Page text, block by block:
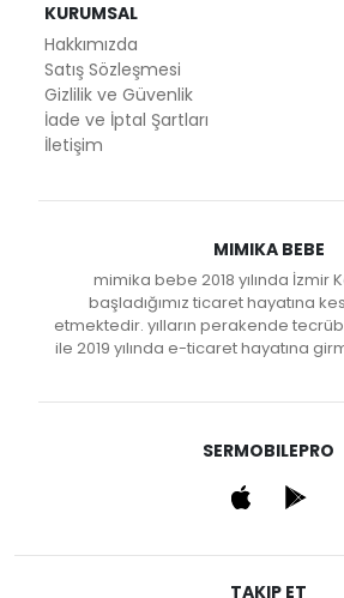
KURUMSAL
Hakkımızda
Satış Sözleşmesi
Gizlilik ve Güvenlik
İade ve İptal Şartları
İletişim
MIMIKA BEBE
mimika bebe 2018 yılında İzmir
başladığımız ticaret hayatına
etmektedir. yılların perakende
ile 2019 yılında e-ticaret hayatına
SERMOBILEPRO
TAKIP ET